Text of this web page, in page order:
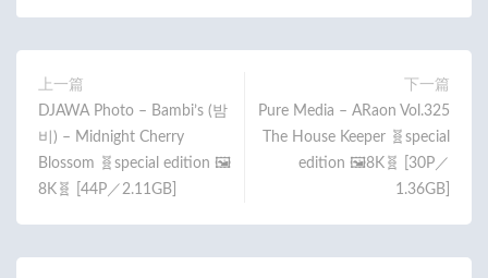
b
o
o
k
itt
er
ail
上一篇
DJAWA Photo – Bambi’s (밤
비) – Midnight Cherry
Blossom 🧬special edition 🖼️
8K🧬 [44P／2.11GB]
下一篇
Pure Media – ARaon Vol.325
The House Keeper 🧬special
edition 🖼️8K🧬 [30P／
1.36GB]